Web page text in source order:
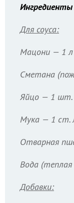
Для соуса:
Мацони — 1 л
Сметана
Яйцо — 1 шт.
Мука — 1 ст.
Отварная
Вода
Добавки: